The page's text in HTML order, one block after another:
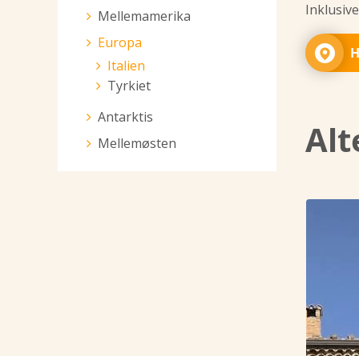
Mellemamerika
Europa
Italien
Tyrkiet
Antarktis
Mellemøsten